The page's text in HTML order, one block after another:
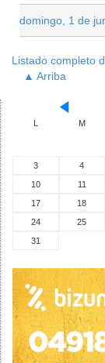
domingo, 1 de
Listado completo
▲ Arriba
L
M
3
4
10
11
17
18
24
25
31